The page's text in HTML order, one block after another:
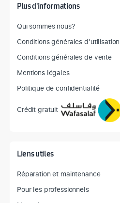
Plus d'informations
Qui sommes nous?
Conditions générales d'utilisation
Conditions générales de vente
Mentions légales
Politique de confidentialité
Crédit gratuit
Liens utiles
Réparation et maintenance
Pour les professionnels